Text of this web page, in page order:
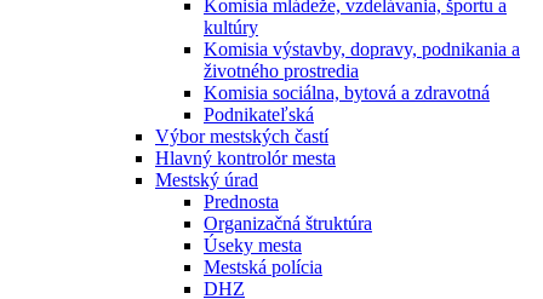
Komisia mládeže, vzdelávania, športu a
kultúry
Komisia výstavby, dopravy, podnikania a
životného prostredia
Komisia sociálna, bytová a zdravotná
Podnikateľská
Výbor mestských častí
Hlavný kontrolór mesta
Mestský úrad
Prednosta
Organizačná štruktúra
Úseky mesta
Mestská polícia
DHZ